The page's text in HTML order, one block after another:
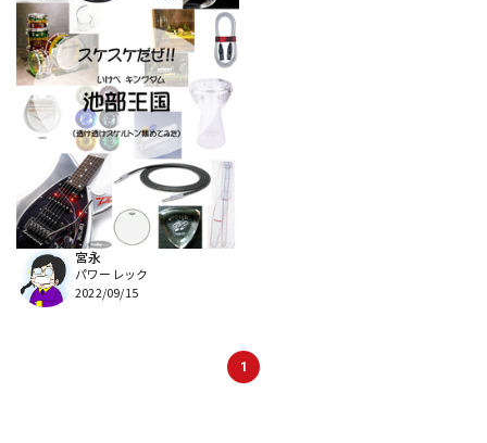
DJ機器
DTM オンライン納品
配信/ライブ機器
中古
宮永
パワーレック
2022/09/15
1